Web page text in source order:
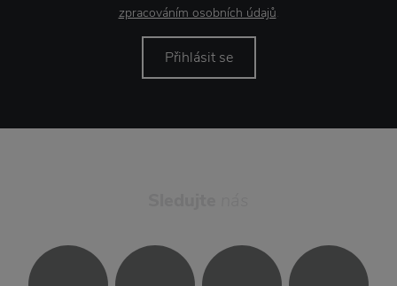
zpracováním osobních údajů.
Přihlásit se